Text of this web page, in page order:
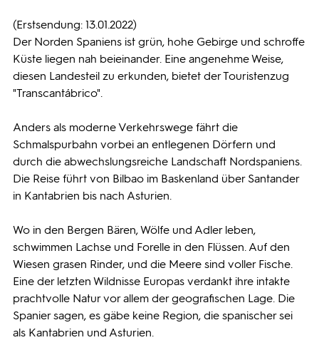
(Erstsendung: 13.01.2022)
Der Norden Spaniens ist grün, hohe Gebirge und schroffe
Küste liegen nah beieinander. Eine angenehme Weise,
diesen Landesteil zu erkunden, bietet der Touristenzug
"Transcantábrico".
Anders als moderne Verkehrswege fährt die
Schmalspurbahn vorbei an entlegenen Dörfern und
durch die abwechslungsreiche Landschaft Nordspaniens.
Die Reise führt von Bilbao im Baskenland über Santander
in Kantabrien bis nach Asturien.
Wo in den Bergen Bären, Wölfe und Adler leben,
schwimmen Lachse und Forelle in den Flüssen. Auf den
Wiesen grasen Rinder, und die Meere sind voller Fische.
Eine der letzten Wildnisse Europas verdankt ihre intakte
prachtvolle Natur vor allem der geografischen Lage. Die
Spanier sagen, es gäbe keine Region, die spanischer sei
als Kantabrien und Asturien.